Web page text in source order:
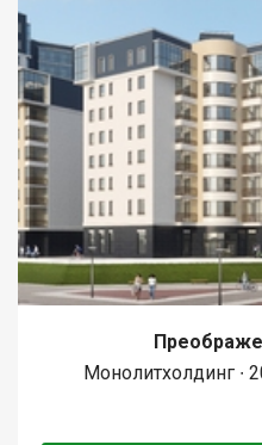
Монолитхолдинг ∙